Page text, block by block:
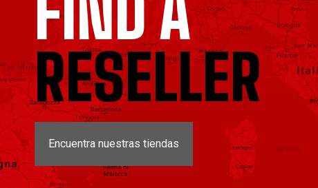
FIND A
RESELLER
Encuentra nuestras tiendas